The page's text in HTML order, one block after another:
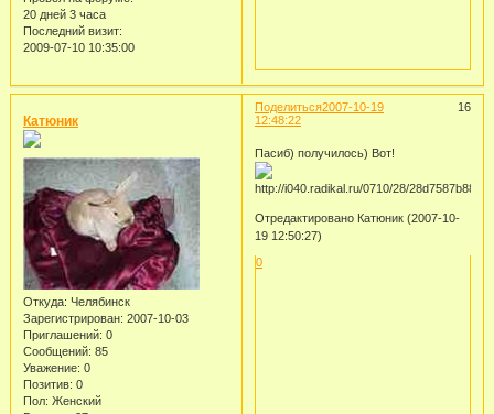
20 дней 3 часа
Последний визит:
2009-07-10 10:35:00
Поделиться 16
2007-10-19
12:48:22
Катюник
Откуда: Челябинск
Зарегистрирован: 2007-10-03
Приглашений: 0
Сообщений: 85
Уважение: 0
Позитив: 0
Пол: Женский
Пасиб) получилось) Вот!
Отредактировано Катюник (2007-10-
19 12:50:27)
0